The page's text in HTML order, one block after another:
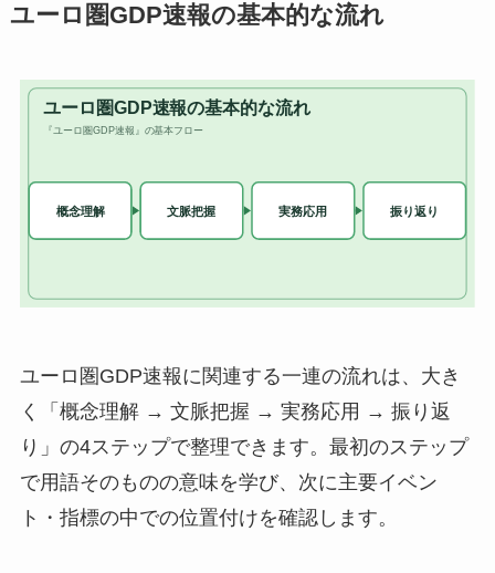
ユーロ圏GDP速報の基本的な流れ
ユーロ圏GDP速報に関連する一連の流れは、大き
く「概念理解 → 文脈把握 → 実務応用 → 振り返
り」の4ステップで整理できます。最初のステップ
で用語そのものの意味を学び、次に主要イベン
ト・指標の中での位置付けを確認します。